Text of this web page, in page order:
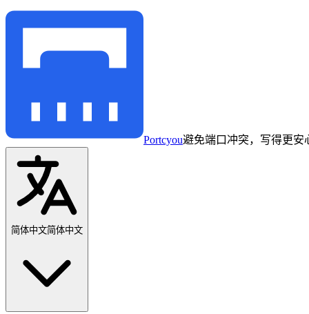
Portcyou避免端口冲突，写得更安
简体中文简体中文